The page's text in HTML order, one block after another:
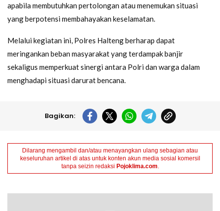
apabila membutuhkan pertolongan atau menemukan situasi
yang berpotensi membahayakan keselamatan.
Melalui kegiatan ini, Polres Halteng berharap dapat
meringankan beban masyarakat yang terdampak banjir
sekaligus memperkuat sinergi antara Polri dan warga dalam
menghadapi situasi darurat bencana.
Bagikan:
Dilarang mengambil dan/atau menayangkan ulang sebagian atau
keseluruhan artikel di atas untuk konten akun media sosial komersil
tanpa seizin redaksi Pojoklima.com.